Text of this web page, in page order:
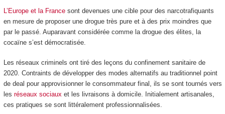
L’Europe et la Francesont devenues une cible pour des narcotrafiquants
en mesure de proposer une drogue très pure et à des prix moindres que
par le passé. Auparavant considérée comme la drogue des élites, la
cocaïne s’est démocratisée.
Les réseaux criminels ont tiré des leçons du confinement sanitaire de
2020. Contraints de développer des modes alternatifs au traditionnel point
de deal pour approvisionner le consommateur final, ils se sont tournés vers
les réseaux sociauxet les livraisons à domicile. Initialement artisanales,
ces pratiques se sont littéralement professionnalisées.